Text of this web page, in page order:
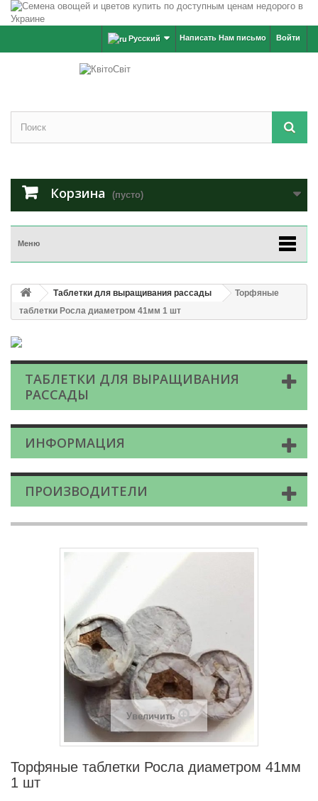
Войти
Написать Нам письмо
Русский
Корзина (пусто)
Меню
Таблетки для выращивания рассады
Торфяные
таблетки Росла диаметром 41мм 1 шт
ТАБЛЕТКИ ДЛЯ ВЫРАЩИВАНИЯ
РАССАДЫ
ИНФОРМАЦИЯ
ПРОИЗВОДИТЕЛИ
Увеличить
Торфяные таблетки Росла диаметром 41мм
1 шт